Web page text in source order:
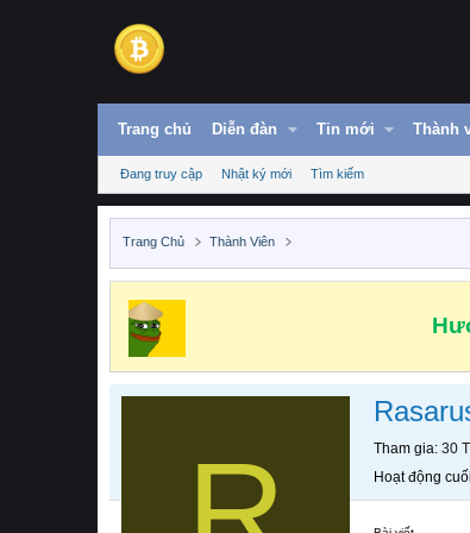
Trang chủ Diễn đàn Tin mới Thành
Đang truy cập Nhật ký mới Tìm kiếm
Trang Chủ Thành Viên
Tham gia 30
Hoạt động cuối